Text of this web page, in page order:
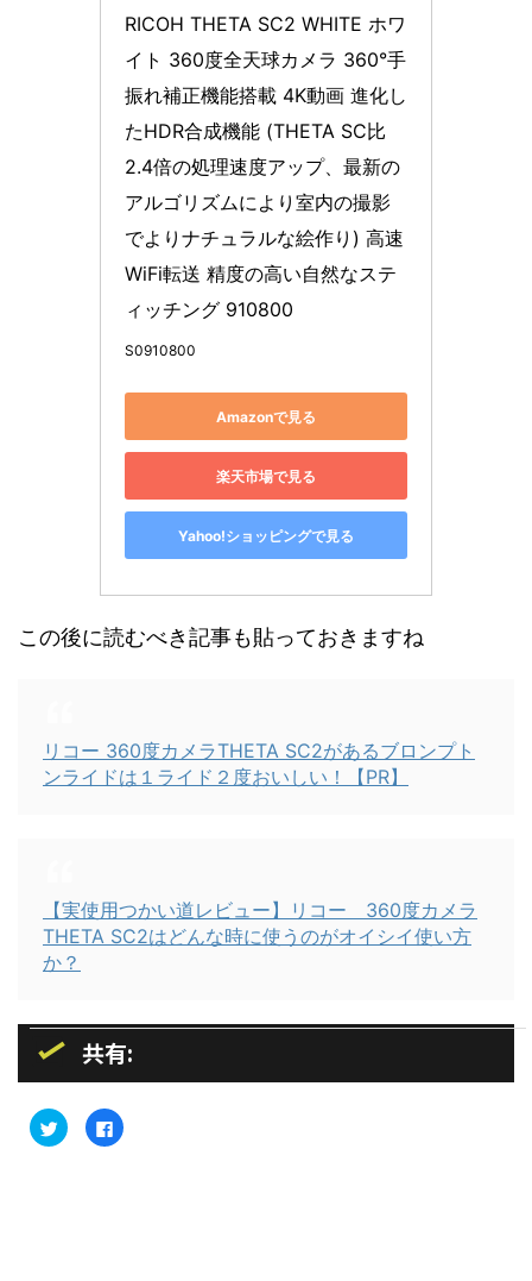
RICOH THETA SC2 WHITE ホワ
イト 360度全天球カメラ 360°手
振れ補正機能搭載 4K動画 進化し
たHDR合成機能 (THETA SC比
2.4倍の処理速度アップ、最新の
アルゴリズムにより室内の撮影
でよりナチュラルな絵作り) 高速
WiFi転送 精度の高い自然なステ
ィッチング 910800
S0910800
Amazonで見る
楽天市場で見る
Yahoo!ショッピングで見る
この後に読むべき記事も貼っておきますね
リコー 360度カメラTHETA SC2があるブロンプト
ンライドは１ライド２度おいしい！【PR】
【実使用つかい道レビュー】リコー 360度カメラ
THETA SC2はどんな時に使うのがオイシイ使い方
か？
共有:
ク
リ
F
a